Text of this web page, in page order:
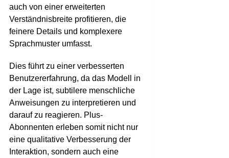
auch von einer erweiterten
Verständnisbreite profitieren, die
feinere Details und komplexere
Sprachmuster umfasst.
Dies führt zu einer verbesserten
Benutzererfahrung, da das Modell in
der Lage ist, subtilere menschliche
Anweisungen zu interpretieren und
darauf zu reagieren. Plus-
Abonnenten erleben somit nicht nur
eine qualitative Verbesserung der
Interaktion, sondern auch eine